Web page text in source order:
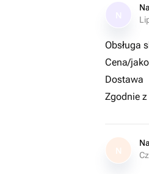
Obsługa
Cena/
Dostawa
Zgodnie
N